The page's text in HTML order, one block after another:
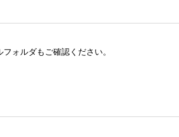
ォルダもご確認ください。